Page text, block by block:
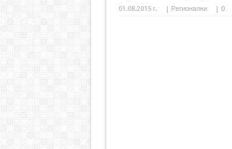
01.08.2015 г. Регионални 0